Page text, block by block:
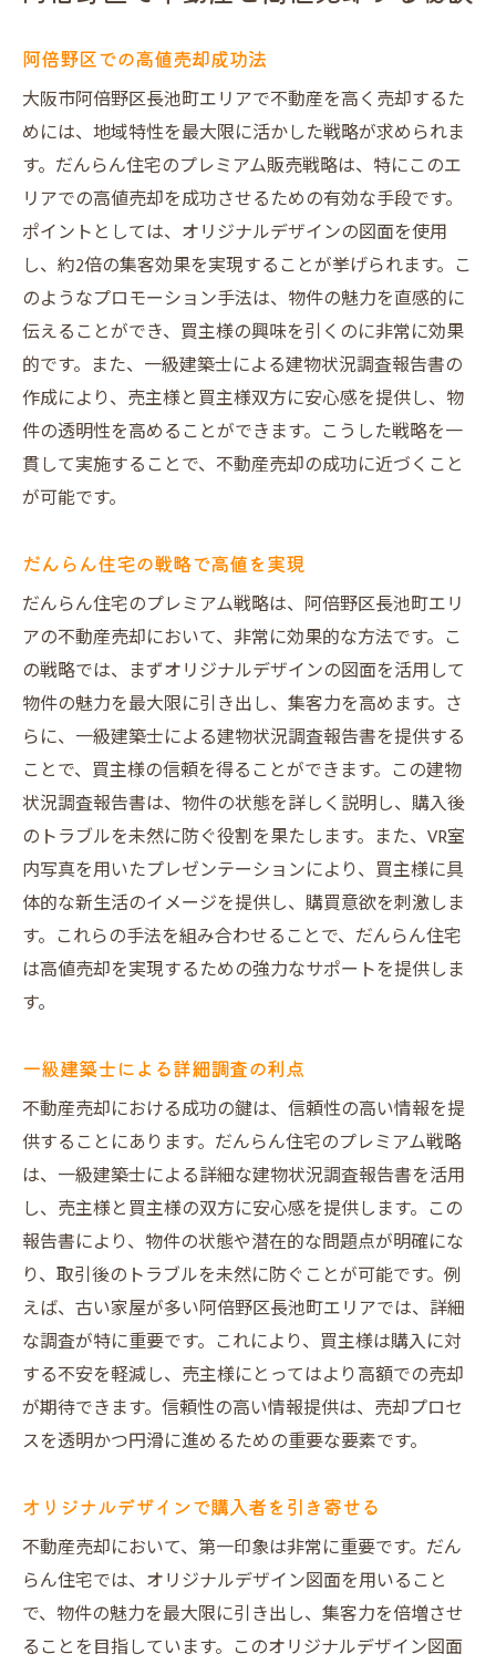
阿倍野区での高値売却成功法
大阪市阿倍野区長池町エリアで不動産を高く売却するた
めには、地域特性を最大限に活かした戦略が求められま
す。だんらん住宅のプレミアム販売戦略は、特にこのエ
リアでの高値売却を成功させるための有効な手段です。
ポイントとしては、オリジナルデザインの図面を使用
し、約2倍の集客効果を実現することが挙げられます。こ
のようなプロモーション手法は、物件の魅力を直感的に
伝えることができ、買主様の興味を引くのに非常に効果
的です。また、一級建築士による建物状況調査報告書の
作成により、売主様と買主様双方に安心感を提供し、物
件の透明性を高めることができます。こうした戦略を一
貫して実施することで、不動産売却の成功に近づくこと
が可能です。
だんらん住宅の戦略で高値を実現
だんらん住宅のプレミアム戦略は、阿倍野区長池町エリ
アの不動産売却において、非常に効果的な方法です。こ
の戦略では、まずオリジナルデザインの図面を活用して
物件の魅力を最大限に引き出し、集客力を高めます。さ
らに、一級建築士による建物状況調査報告書を提供する
ことで、買主様の信頼を得ることができます。この建物
状況調査報告書は、物件の状態を詳しく説明し、購入後
のトラブルを未然に防ぐ役割を果たします。また、VR室
内写真を用いたプレゼンテーションにより、買主様に具
体的な新生活のイメージを提供し、購買意欲を刺激しま
す。これらの手法を組み合わせることで、だんらん住宅
は高値売却を実現するための強力なサポートを提供しま
す。
一級建築士による詳細調査の利点
不動産売却における成功の鍵は、信頼性の高い情報を提
供することにあります。だんらん住宅のプレミアム戦略
は、一級建築士による詳細な建物状況調査報告書を活用
し、売主様と買主様の双方に安心感を提供します。この
報告書により、物件の状態や潜在的な問題点が明確にな
り、取引後のトラブルを未然に防ぐことが可能です。例
えば、古い家屋が多い阿倍野区長池町エリアでは、詳細
な調査が特に重要です。これにより、買主様は購入に対
する不安を軽減し、売主様にとってはより高額での売却
が期待できます。信頼性の高い情報提供は、売却プロセ
スを透明かつ円滑に進めるための重要な要素です。
オリジナルデザインで購入者を引き寄せる
不動産売却において、第一印象は非常に重要です。だん
らん住宅では、オリジナルデザイン図面を用いること
で、物件の魅力を最大限に引き出し、集客力を倍増させ
ることを目指しています。このオリジナルデザイン図面